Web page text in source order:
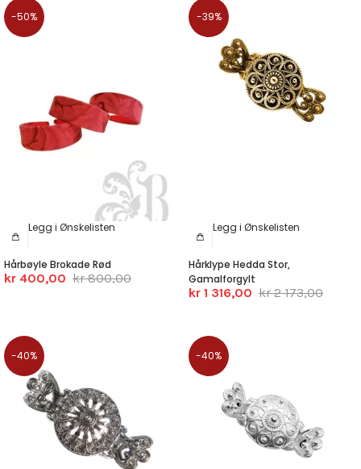
-50%
Legg i Ønskelisten
Hårbøyle Brokade Rød
kr 400,00 kr 800,00
-39%
Legg i Ønskelisten
Hårklype Hedda Stor,
Gamalforgylt
kr 1 316,00 kr 2 173,00
-40% -40%